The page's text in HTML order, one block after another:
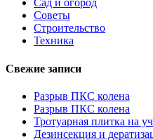
Сад и огород
Советы
Строительство
Техника
Свежие записи
Разрыв ПКС колена
Разрыв ПКС колена
Тротуарная плитка на
Дезинсекция и